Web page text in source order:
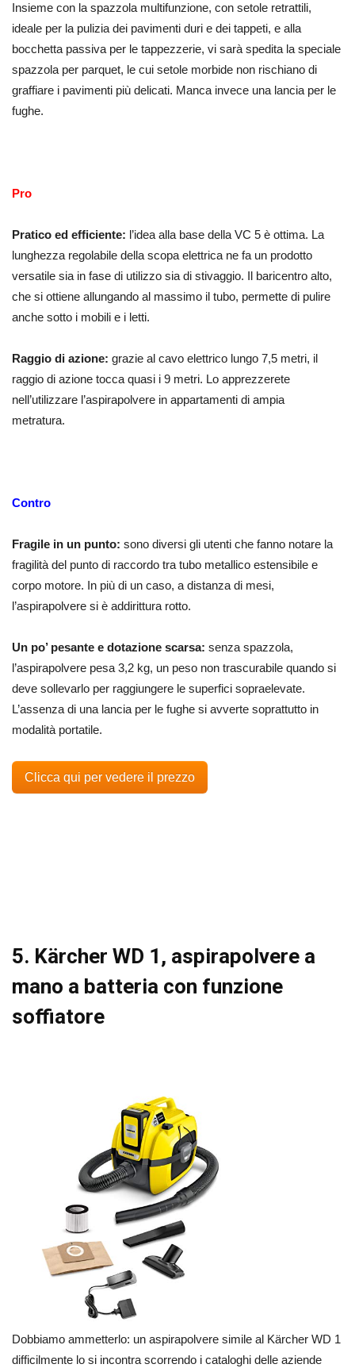
Insieme con la spazzola multifunzione, con setole retrattili,
ideale per la pulizia dei pavimenti duri e dei tappeti, e alla
bocchetta passiva per le tappezzerie, vi sarà spedita la speciale
spazzola per parquet, le cui setole morbide non rischiano di
graffiare i pavimenti più delicati. Manca invece una lancia per le
fughe.
Pro
Pratico ed efficiente: l’idea alla base della VC 5 è ottima. La
lunghezza regolabile della scopa elettrica ne fa un prodotto
versatile sia in fase di utilizzo sia di stivaggio. Il baricentro alto,
che si ottiene allungando al massimo il tubo, permette di pulire
anche sotto i mobili e i letti.
Raggio di azione: grazie al cavo elettrico lungo 7,5 metri, il
raggio di azione tocca quasi i 9 metri. Lo apprezzerete
nell’utilizzare l’aspirapolvere in appartamenti di ampia
metratura.
Contro
Fragile in un punto: sono diversi gli utenti che fanno notare la
fragilità del punto di raccordo tra tubo metallico estensibile e
corpo motore. In più di un caso, a distanza di mesi,
l’aspirapolvere si è addirittura rotto.
Un po’ pesante e dotazione scarsa: senza spazzola,
l’aspirapolvere pesa 3,2 kg, un peso non trascurabile quando si
deve sollevarlo per raggiungere le superfici sopraelevate.
L’assenza di una lancia per le fughe si avverte soprattutto in
modalità portatile.
Clicca qui per vedere il prezzo
5. Kärcher WD 1, aspirapolvere a
mano a batteria con funzione
soffiatore
Dobbiamo ammetterlo: un aspirapolvere simile al Kärcher WD 1
difficilmente lo si incontra scorrendo i cataloghi delle aziende